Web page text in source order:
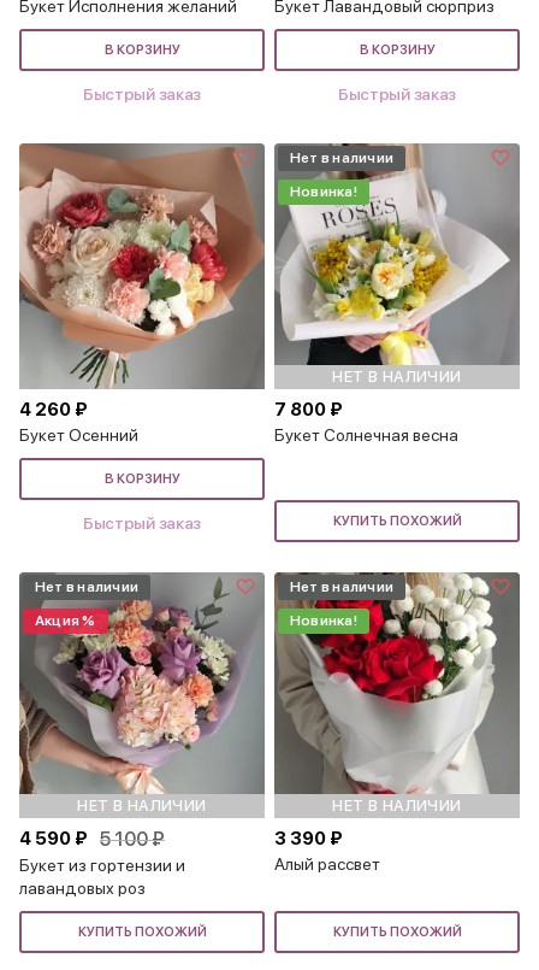
Букет Исполнения желаний
В КОРЗИНУ
Быстрый заказ
Букет Лавандовый сюрприз
В КОРЗИНУ
Быстрый заказ
4 260 ₽
Букет Осенний
В КОРЗИНУ
Быстрый заказ
НЕТ В НАЛИЧИИ
Нет в наличии
Новинка!
7 800 ₽
Букет Солнечная весна
КУПИТЬ ПОХОЖИЙ
НЕТ В НАЛИЧИИ
Нет в наличии
Акция %
4 590 ₽ 5 100 ₽
Букет из гортензии и
лавандовых роз
КУПИТЬ ПОХОЖИЙ
НЕТ В НАЛИЧИИ
Нет в наличии
Новинка!
3 390 ₽
Алый рассвет
КУПИТЬ ПОХОЖИЙ